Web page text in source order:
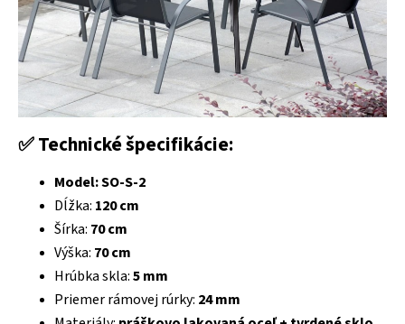
✅Technické špecifikácie:
Model: SO-S-2
Dĺžka: 120 cm
Šírka: 70 cm
Výška: 70 cm
Hrúbka skla:5 mm
Priemer rámovej rúrky: 24 mm